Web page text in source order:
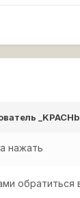
нажать
обратиться